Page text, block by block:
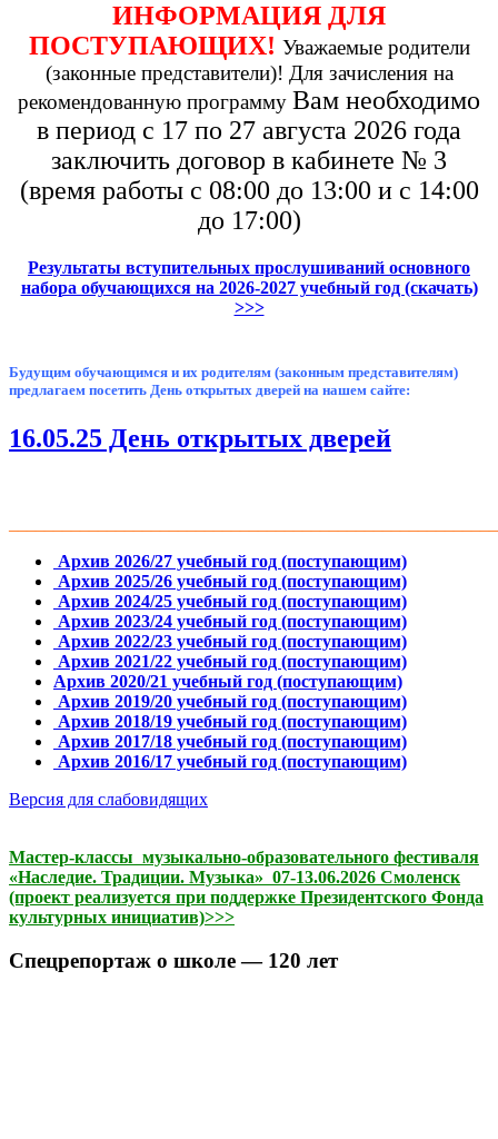
ИНФОРМАЦИЯ ДЛЯ
ПОСТУПАЮЩИХ! Уважаемые родители
(законные представители)! Для зачисления на
рекомендованную программу Вам необходимо
в период с 17 по 27 августа 2026 года
заключить договор в кабинете № 3
(время работы с 08:00 до 13:00 и с 14:00
до 17:00)
Результаты вступительных прослушиваний основного
набора обучающихся на 2026-2027 учебный год (скачать)
>>>
Будущим обучающимся и их родителям (законным представителям)
предлагаем посетить День открытых дверей на нашем сайте:
16.05.25 День открытых дверей
Архив 2026/27 учебный год (поступающим)
Архив 2025/26 учебный год (поступающим)
Архив 2024/25 учебный год (поступающим)
Архив 2023/24 учебный год (поступающим)
Архив 2022/23 учебный год (поступающим)
Архив 2021/22 учебный год (поступающим)
Архив 2020/21 учебный год (поступающим)
Архив 2019/20 учебный год (поступающим)
Архив 2018/19 учебный год (поступающим)
Архив 2017/18 учебный год (поступающим)
Архив 2016/17 учебный год (поступающим)
Версия для слабовидящих
Мастер-классы музыкально-образовательного фестиваля
«Наследие. Традиции. Музыка» 07-13.06.2026 Смоленск
(проект реализуется при поддержке Президентского Фонда
культурных инициатив)>>>
Спецрепортаж о школе — 120 лет